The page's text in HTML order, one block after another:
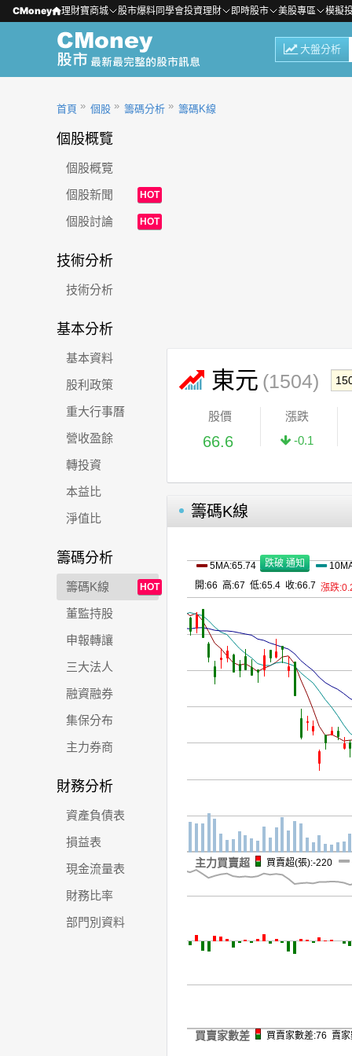
CMoney 理財寶商城 股市爆料同學會投資理財 即時股市 美股專區 模擬
大盤分析
首頁 個股 籌碼分析 籌碼K線
個股概覽
個股概覽
個股新聞
HOT
個股討論 HOT
技術分析
技術分析
基本分析
基本資料
股利政策
重大行事曆
營收盈餘
轉投資
本益比
淨值比
籌碼分析
籌碼K線 HOT
董監持股
申報轉讓
三大法人
融資融券
集保分布
主力券商
財務分析
資產負債表
損益表
現金流量表
財務比率
部門別資料
東元 (1504)
股價
66.6
漲跌
-0.1
籌碼K線
5MA:65.74
開:66 高:67 低:65.4 收:66.7 漲跌
主力買賣超 買賣超(張):-220
買賣家數差 買賣家數差:76 賣